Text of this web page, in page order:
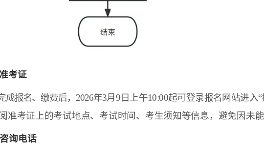
考证
成报名、缴费后，2026年3月9 日上午10:00起可登录报名网站进入“
准考证上的考试地点、考试时间、考生须知等信息，避免因未
询电话